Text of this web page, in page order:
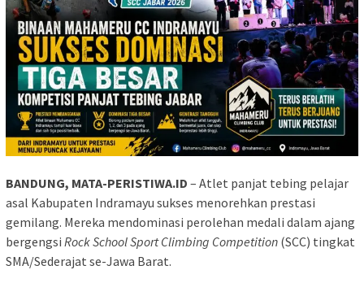
BANDUNG, MATA-PERISTIWA.ID – Atlet panjat tebing pelajar
asal Kabupaten Indramayu sukses menorehkan prestasi
gemilang. Mereka mendominasi perolehan medali dalam ajang
bergengsi Rock School Sport Climbing Competition (SCC) tingkat
SMA/Sederajat se-Jawa Barat.